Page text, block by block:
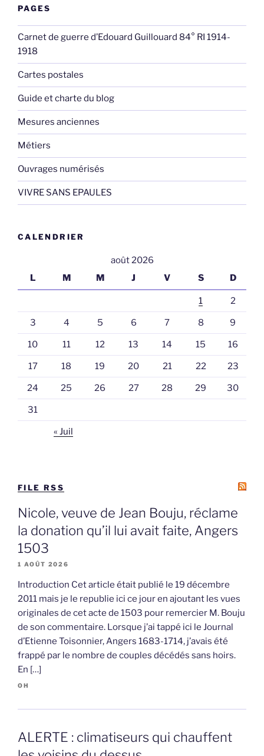
PAGES
Carnet de guerre d’Edouard Guillouard 84° RI 1914-
1918
Cartes postales
Guide et charte du blog
Mesures anciennes
Métiers
Ouvrages numérisés
VIVRE SANS EPAULES
CALENDRIER
août 2026
L
M M J V S D
1 2
3 4 5 6 7 8 9
10 11 12 13 14 15 16
17 18 19 20 21 22 23
24 25 26 27 28 29 30
31
« Juil
FILE RSS
Nicole, veuve de Jean Bouju, réclame
la donation qu’il lui avait faite, Angers
1503
1 AOÛT 2026
Introduction Cet article était publié le 19 décembre
2011 mais je le republie ici ce jour en ajoutant les vues
originales de cet acte de 1503 pour remercier M. Bouju
de son commentaire. Lorsque j’ai tappé ici le Journal
d’Etienne Toisonnier, Angers 1683-1714, j’avais été
frappé par le nombre de couples décédés sans hoirs.
En […]
OH
ALERTE : climatiseurs qui chauffent